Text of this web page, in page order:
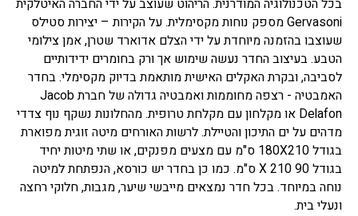
בכל הטכנולוגיה המודרנית. הריהוט שעוצב על ידי החברה האיטלקית
Gervasoni מספק נוחות מקסימלית. על הקירות – יצירות סטילס
שעוצבו בהזמנה מיוחדת על ידי הצלם אדוארד שטרן, אמן צילומי
הטבע. בעיצוב החדר נעשה שימוש אך ורק בחומרים ידידותיים
לסביבה, ובקרת האקלים האישית מותאמת בדיוק מקסימלי. בחדר
האמבטיה - רצפה מחוממות ואמבטיה גדולה של חברת Jacob
Delafon או מקלחון עם מקלחת טרופית. מהחלונות נשקף נוף צדדי
מדהים על ים התיכון והטיילת. לרשות האורחים מיטה זוגית מפוארת
בגודל 180X210 ס"מ עם מצעים מפנקים, או שתי מיטות יחיד
בגודל 90 X 210 ס"מ. כמו כן בחדר יש כורסא, הנפתחת למיטה
נוחה במיוחד. בכל חדר נמצאים מייבשי שיער, מגבות, חלוקי רחצה
ונעלי בית.